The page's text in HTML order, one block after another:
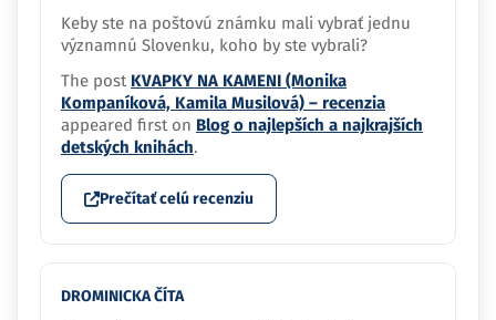
Keby ste na poštovú známku mali vybrať jednu
významnú Slovenku, koho by ste vybrali?
The post KVAPKY NA KAMENI (Monika
Kompaníková, Kamila Musilová) – recenzia
appeared first on Blog o najlepších a najkrajších
detských knihách.
Prečítať celú recenziu
DROMINICKA ČÍTA